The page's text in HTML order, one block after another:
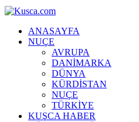
ANASAYFA
NUÇE
AVRUPA
DANİMARKA
DÜNYA
KÜRDİSTAN
NUÇE
TÜRKİYE
KUŞCA HABER